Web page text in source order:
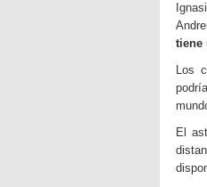
tiene
Los
El